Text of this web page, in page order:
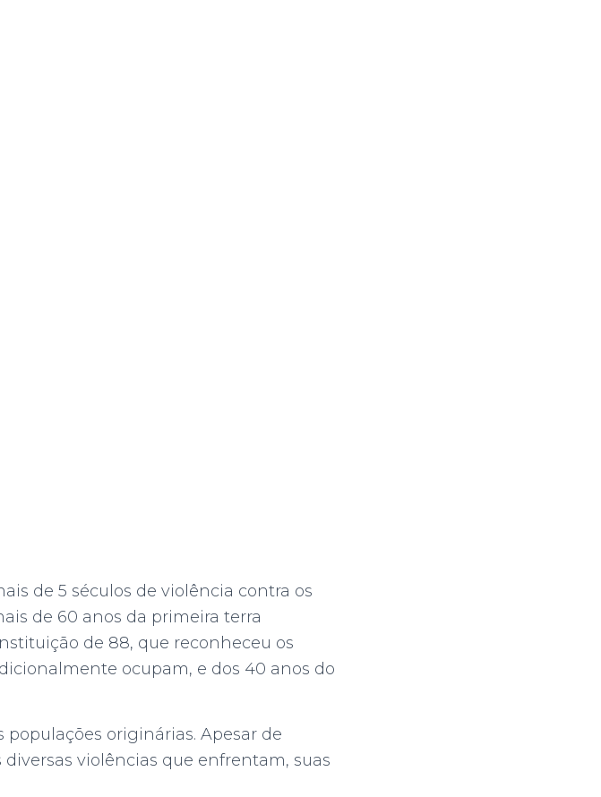
de 5 séculos de violência contra os
de 60 anos da primeira terra
de 88, que reconheceu os
ocupam, e dos 40 anos do
originárias. Apesar de
violências que enfrentam, suas